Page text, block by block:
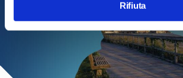
Rifiuta